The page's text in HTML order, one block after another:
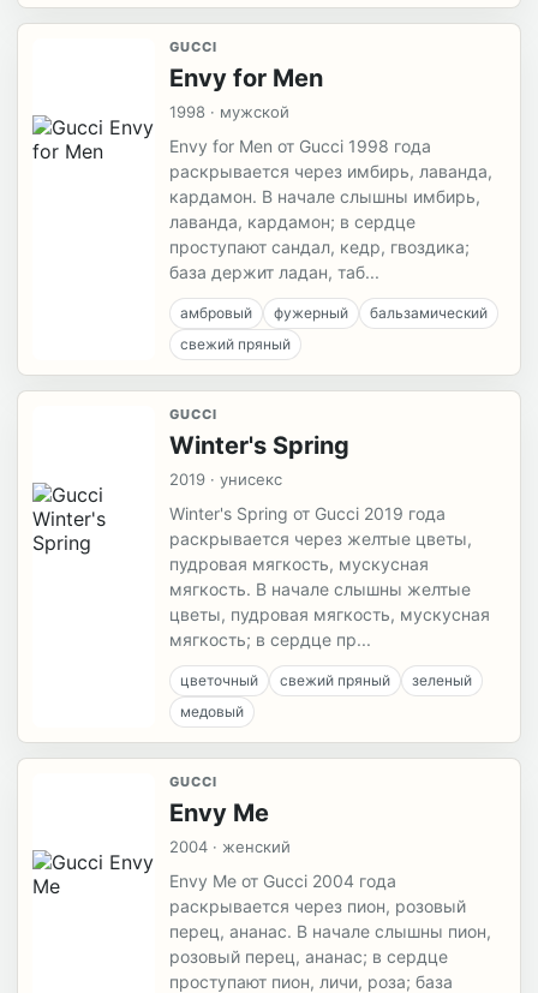
GUCCI
Envy for Men
1998 · мужской
Envy for Men от Gucci 1998 года
раскрывается через имбирь, лаванда,
кардамон. В начале слышны имбирь,
лаванда, кардамон; в сердце
проступают сандал, кедр, гвоздика;
база держит ладан, таб...
амбровый фужерный
бальзамический
свежий пряный
GUCCI
Winter's Spring
2019 · унисекс
Winter's Spring от Gucci 2019 года
раскрывается через желтые цветы,
пудровая мягкость, мускусная
мягкость. В начале слышны желтые
цветы, пудровая мягкость, мускусная
мягкость; в сердце пр...
цветочный свежий пряный
зеленый
медовый
GUCCI
Envy Me
2004 · женский
Envy Me от Gucci 2004 года
раскрывается через пион, розовый
перец, ананас. В начале слышны пион,
розовый перец, ананас; в сердце
проступают пион, личи, роза; база